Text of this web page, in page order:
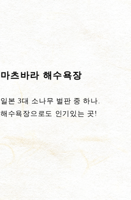
마츠바라 해수욕장
일본 3대 소나무 벌판 중 하나.
해수욕장으로도 인기있는 곳!